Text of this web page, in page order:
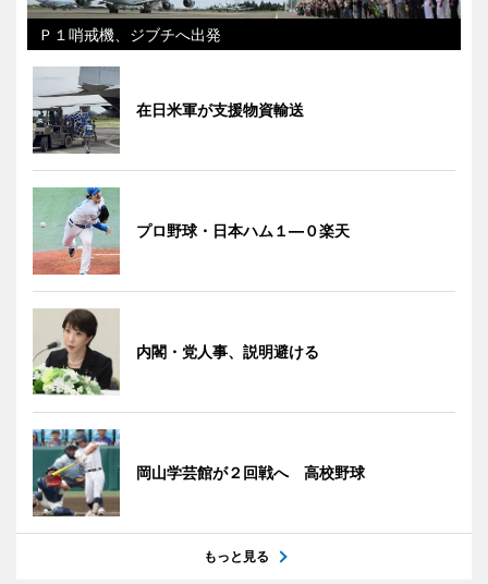
Ｐ１哨戒機、ジブチへ出発
在日米軍が支援物資輸送
プロ野球・日本ハム１―０楽天
内閣・党人事、説明避ける
岡山学芸館が２回戦へ 高校野球
もっと見る